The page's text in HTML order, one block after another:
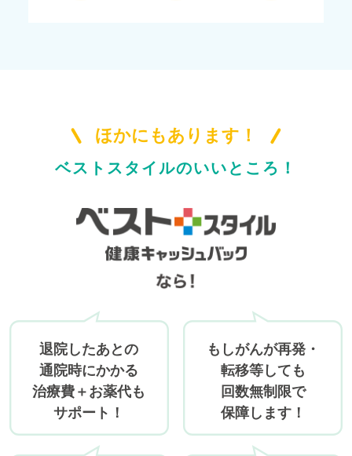
ほかにもあります！
ベストスタイルのいいところ！
退院したあとの
通院時にかかる
治療費＋お薬代も
サポート！
もしがんが再発・
転移等しても
回数無制限で
保障します！